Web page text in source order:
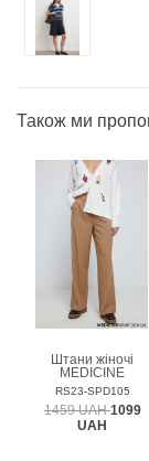
Також ми
Штани жіночі
MEDICINE
RS23-SPD105
1459 UAH1099
UAH